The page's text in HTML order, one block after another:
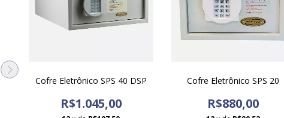
Cofre Eletrônico SPS 40 DSP
R$1.045,00
Cofre Eletrônico SPS 20
R$880,00